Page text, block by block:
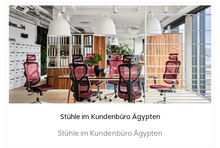
Stühle im Kundenbüro Ägypten
Stühle im Kundenbüro Ägypten